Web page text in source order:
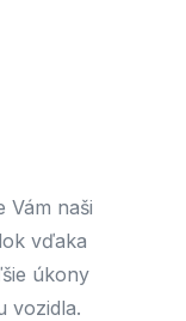
Vám naši
vďaka
úkony
vozidla.